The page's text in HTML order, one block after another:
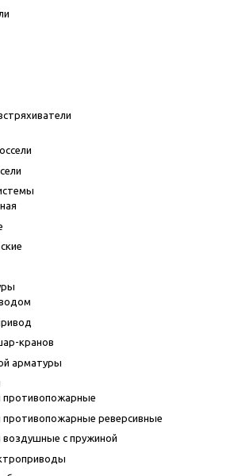
кранов
арматуры
реверсивные
с пружиной